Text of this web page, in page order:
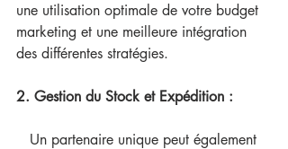
une utilisation optimale de votre budget
marketing et une meilleure intégration
des différentes stratégies.
2. Gestion du Stock et Expédition :